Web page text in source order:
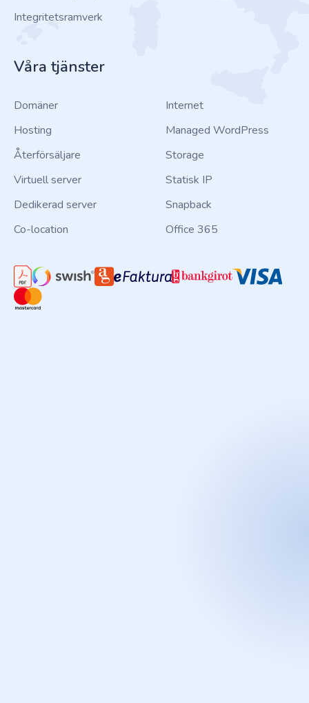
Integritetsramverk
Våra tjänster
Domäner
Hosting
Återförsäljare
Virtuell server
Dedikerad server
Co-location
Internet
Managed WordPress
Storage
Statisk IP
Snapback
Office 365